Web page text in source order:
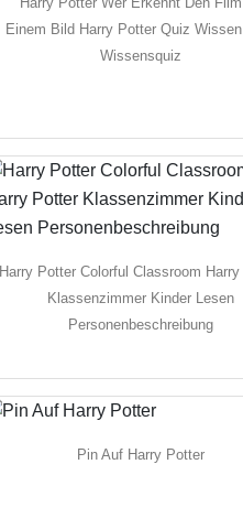
Einem Bild Harry Potter Quiz
Wissensquiz
Harry Potter Colorful Classroom
Klassenzimmer Kinder Lesen
Personenbeschreibung
Pin Auf Harry Potter